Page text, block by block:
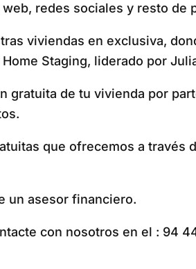
redes sociales y resto de
viviendas en exclusiva,
Staging, liderado por
gratuita de tu vivienda por
que ofrecemos a través
un asesor financiero.
con nosotros en el : 94